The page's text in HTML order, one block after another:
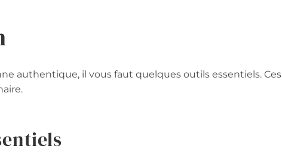
authentique, il vous faut quelques outils essentiels. Ces